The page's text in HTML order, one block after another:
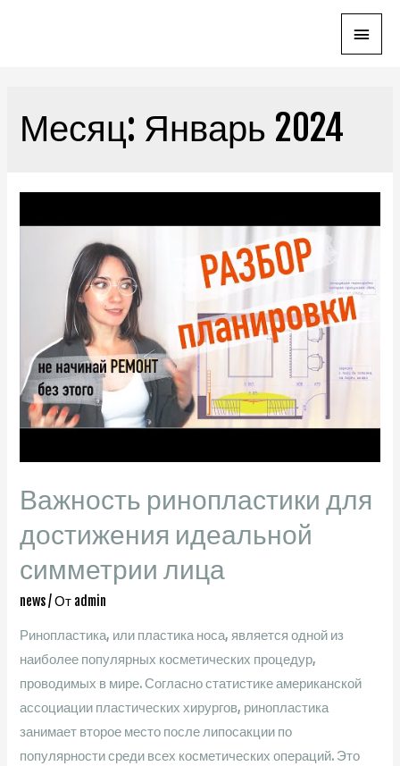
Месяц: Январь 2024
Важность ринопластики для
достижения идеальной
симметрии лица
news/ От admin
Ринопластика, или пластика носа, является одной из
наиболее популярных косметических процедур,
проводимых в мире. Согласно статистике американской
ассоциации пластических хирургов, ринопластика
занимает второе место после липосакции по
популярности среди всех косметических операций. Это